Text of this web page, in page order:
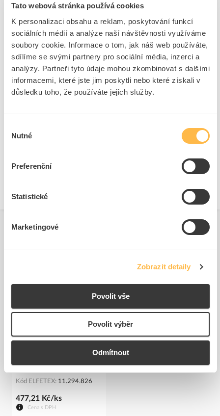
Tato webová stránka používá cookies
K personalizaci obsahu a reklam, poskytování funkcí
sociálních médií a analýze naší návštěvnosti využíváme
soubory cookie. Informace o tom, jak náš web používáte,
sdílíme se svými partnery pro sociální média, inzerci a
analýzy. Partneři tyto údaje mohou zkombinovat s dalšími
informacemi, které jste jim poskytli nebo které získali v
důsledku toho, že používáte jejich služby.
souhlasu
Nutné
Preferenční
Statistické
Marketingové
Zobrazit detaily
Povolit vše
Povolit výběr
Odmítnout
Tepelné relé
Způsob montáže
Přímá montáž
Počet pomocných
spín.kontaktů
Počet pomocných
rozp.kontaktů
TŘÍDA 10
Max. jmenovité provozní
proudu
Související produkty
Kód ELFETEX 11.294.826
Cena s DPH
477,21 Kč/ks